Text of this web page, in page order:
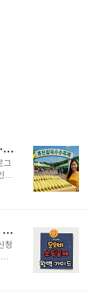
홍천찰옥수수축제 2025 일정·가는길·주차팁｜이 글 하나로 끝!
그
해
수
문화비 소득공제 대상 품목 총정리 – 도서, 공연, 체육시설까지 절세 놓치지 마세요!
청